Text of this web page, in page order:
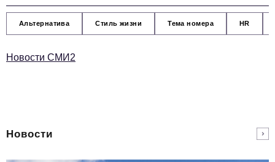
Альтернатива Стиль жизни Тема номера HR
Новости СМИ2
Новости